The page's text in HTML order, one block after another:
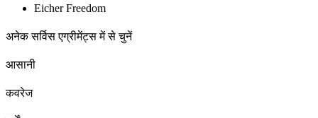
Eicher Freedom
अनेक सर्विस एग्रीमेंट्स में से चुनें
आसानी
कवरेज